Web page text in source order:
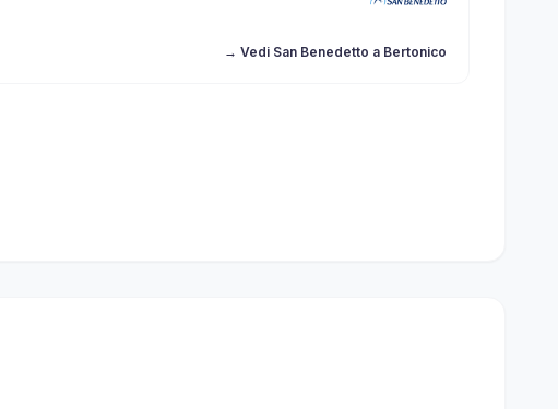
→ Vedi San Benedetto a Bertonico